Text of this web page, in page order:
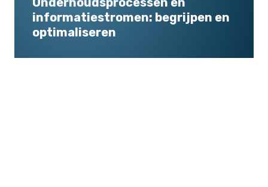
informatiestromen: begrijpen en
optimaliseren